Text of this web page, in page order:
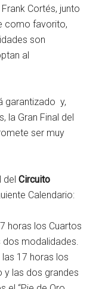
Cortés, junto
como favorito,
son
al
garantizado y,
la Gran Final del
ser muy
delCircuito
Calendario:
horas los Cuartos
dos modalidades.
17 horas los
y las dos grandes